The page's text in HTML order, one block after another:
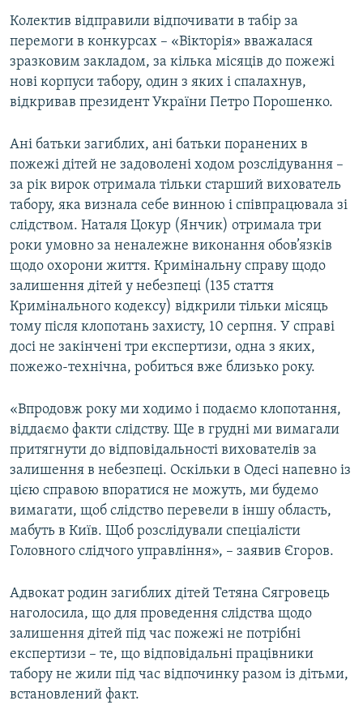
Колектив відправили відпочивати в табір за
перемоги в конкурсах – «Вікторія» вважалася
зразковим закладом, за кілька місяців до пожежі
нові корпуси табору, один з яких і спалахнув,
відкривав президент України Петро Порошенко.
Ані батьки загиблих, ані батьки поранених в
пожежі дітей не задоволені ходом розслідування –
за рік вирок отримала тільки старший вихователь
табору, яка визнала себе винною і співпрацювала зі
слідством. Наталя Цокур (Янчик) отримала три
роки умовно за неналежне виконання обов’язків
щодо охорони життя. Кримінальну справу щодо
залишення дітей у небезпеці (135 стаття
Кримінального кодексу) відкрили тільки місяць
тому після клопотань захисту, 10 серпня. У справі
досі не закінчені три експертизи, одна з яких,
пожежо-технічна, робиться вже близько року.
«Впродовж року ми ходимо і подаємо клопотання,
віддаємо факти слідству. Ще в грудні ми вимагали
притягнути до відповідальності вихователів за
залишення в небезпеці. Оскільки в Одесі напевно із
цією справою впоратися не можуть, ми будемо
вимагати, щоб слідство перевели в іншу область,
мабуть в Київ. Щоб розслідували спеціалісти
Головного слідчого управління», – заявив Єгоров.
Адвокат родин загиблих дітей Тетяна Сягровець
наголосила, що для проведення слідства щодо
залишення дітей під час пожежі не потрібні
експертизи – те, що відповідальні працівники
табору не жили під час відпочинку разом із дітьми,
встановлений факт.